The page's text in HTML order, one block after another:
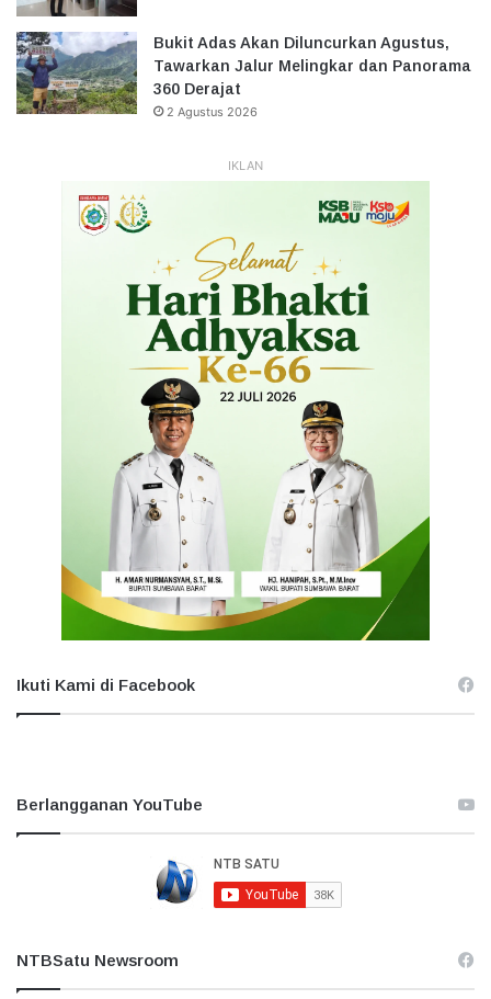
Bukit Adas Akan Diluncurkan Agustus,
Tawarkan Jalur Melingkar dan Panorama
360 Derajat
2 Agustus 2026
IKLAN
Ikuti Kami di Facebook
Berlangganan YouTube
NTBSatu Newsroom